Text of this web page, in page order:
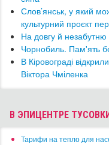
​Слов’янськ, у який
культурний проєкт
На довгу й
Чорнобиль. Пам'ять
В Кіровограді
Віктора Чміленка
В ЭПИЦЕНТРЕ ТУСОВКИ
​Тарифи на тепло для